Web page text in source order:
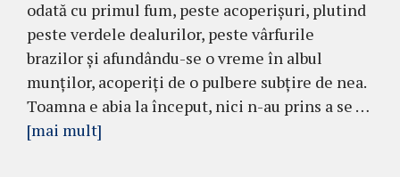
odată cu primul fum, peste acope­rişuri, plu­tind
peste verdele dealurilor, peste vârfurile
brazilor şi afundându-se o vreme în albul
munţilor, acoperiţi de o pulbere subţire de nea.
Toamna e abia la început, nici n-au prins a se …
[mai mult]